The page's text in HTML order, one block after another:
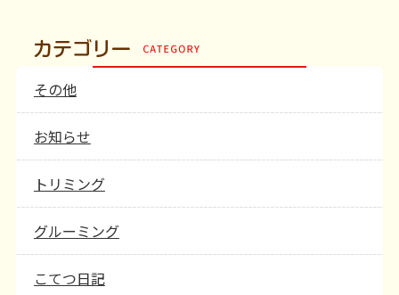
その他
お知らせ
トリミング
グルーミング
こてつ日記